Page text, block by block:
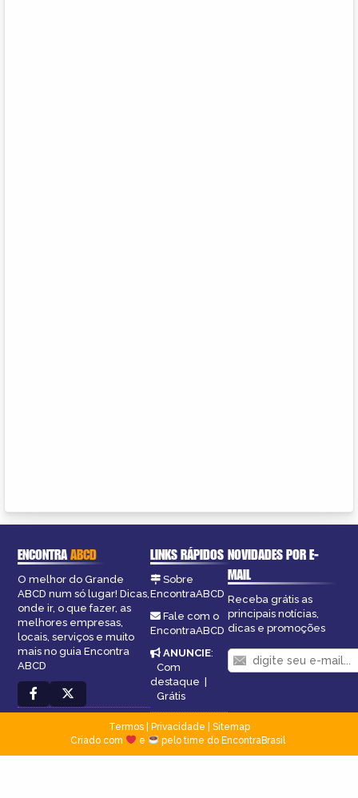
ENCONTRAABCD
O melhor do Grande
ABCD num só lugar! Dicas,
onde ir, o que fazer, as
melhores empresas,
locais, serviços e muito
mais no guia Encontra
ABCD
LINKS RÁPIDOS
Sobre
EncontraABCD
Fale com o
EncontraABCD
ANUNCIE:
Com
destaque
Grátis
NOVIDADES POR E-
MAIL
Receba grátis as
principais notícias,
dicas e promoções
Termos| Privacidade
Sitemap
Criado com
e pelo time do EncontraBrasil